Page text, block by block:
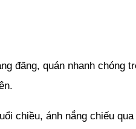
đãng, quán nhanh chóng
chiều, ánh nắng chiếu